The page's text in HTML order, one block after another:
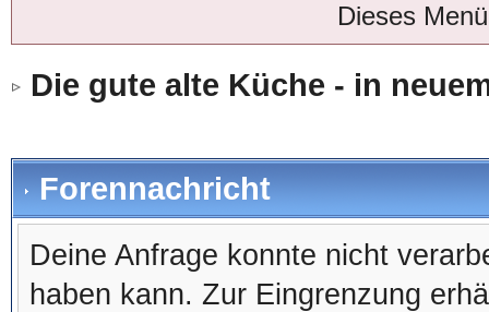
Dieses
Die gute alte Küche - in
Forennachricht
Deine Anfrage konnte nicht
haben kann. Zur Eingrenzung